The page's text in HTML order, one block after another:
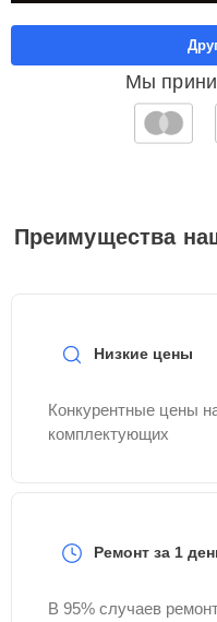
Мы
Преимущества
Низкие цены
Конкурентные цены
комплектующих
Ремонт за 1
В 95% случаев